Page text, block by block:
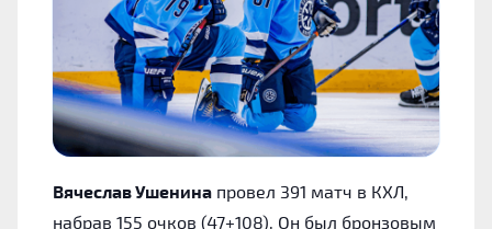
Вячеслав Ушенина провел 391 матч в КХЛ,
набрав 155 очков (47+108). Он был бронзовым